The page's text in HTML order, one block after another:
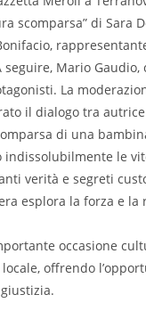
scomparsa” di Sara
rappresentante
Mario
La
il dialogo tra
di una
le
verità e segreti
esplora la forza e la
occasione
offrendo